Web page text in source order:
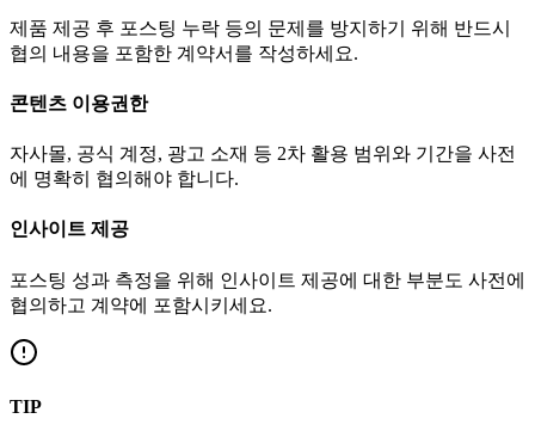
제품 제공 후 포스팅 누락 등의 문제를 방지하기 위해 반드시
협의 내용을 포함한 계약서를 작성하세요.
콘텐츠 이용권한
자사몰, 공식 계정, 광고 소재 등 2차 활용 범위와 기간을 사전
에 명확히 협의해야 합니다.
인사이트 제공
포스팅 성과 측정을 위해 인사이트 제공에 대한 부분도 사전에
협의하고 계약에 포함시키세요.
TIP